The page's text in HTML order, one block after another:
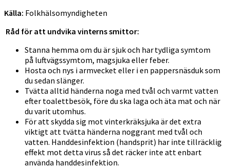
Källa: Folkhälsomyndigheten
Råd för att undvika vinterns smittor:
Stanna hemma om du är sjuk och har tydliga symtom
på luftvägssymtom, magsjuka eller feber.
Hosta och nys i armvecket eller i en pappersnäsduk som
du sedan slänger.
Tvätta alltid händerna noga med tvål och varmt vatten
efter toalettbesök, före du ska laga och äta mat och när
du varit utomhus.
För att skydda sig mot vinterkräksjuka är det extra
viktigt att tvätta händerna noggrant med tvål och
vatten. Handdesinfektion (handsprit) har inte tillräcklig
effekt mot detta virus så det räcker inte att enbart
använda handdesinfektion.